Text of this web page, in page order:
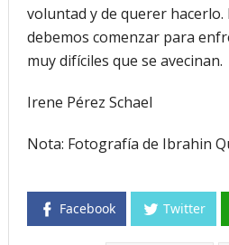
voluntad y de querer hacerlo.
debemos comenzar para
muy difíciles que se avecinan.
Irene Pérez Schael
Nota: Fotografía de Ibrahin
Facebook Twitter